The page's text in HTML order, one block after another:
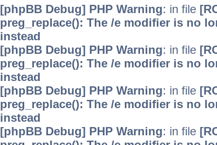
[phpBB Debug] PHP Warning: in file
preg_replace(): The /e modifier is no
instead
[phpBB Debug] PHP Warning: in file
preg_replace(): The /e modifier is no
instead
[phpBB Debug] PHP Warning: in file
preg_replace(): The /e modifier is no
instead
[phpBB Debug] PHP Warning: in file